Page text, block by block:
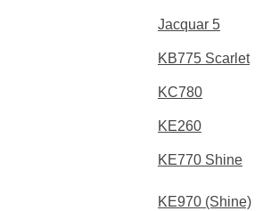
Jacquar 5
KB775 Scarlet
KC780
KE260
KE770 Shine
KE970 (Shine)